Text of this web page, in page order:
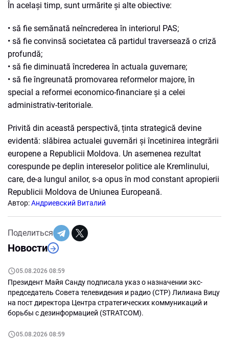
Новости
05.08.2026 08:59
Президент Майя Санду подписала указ о назначении экс-
председатель Совета телевидения и радио (СТР) Лилиана Вицу
на пост директора Центра стратегических коммуникаций и
борьбы с дезинформацией (STRATCOM).
05.08.2026 08:59
În același timp, sunt urmărite și alte obiective:
• să fie semănată neîncrederea în interiorul PAS;
• să fie convinsă societatea că partidul traversează o criză
profundă;
• să fie diminuată încrederea în actuala guvernare;
• să fie îngreunată promovarea reformelor majore, în
special a reformei economico-financiare și a celei
administrativ-teritoriale.
Privită din această perspectivă, ținta strategică devine
evidentă: slăbirea actualei guvernări și încetinirea integrării
europene a Republicii Moldova. Un asemenea rezultat
corespunde pe deplin intereselor politice ale Kremlinului,
care, de-a lungul anilor, s-a opus în mod constant apropierii
Republicii Moldova de Uniunea Europeană.
Автор:Андриевский Виталий
Поделиться